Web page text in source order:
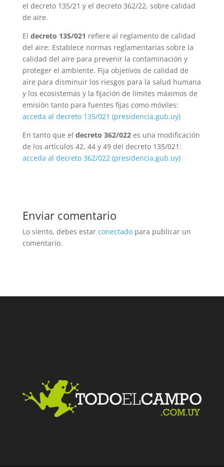
el decreto 135/21 y el decreto 362/22, sobre calidad
de aire.
El decreto 135/021 refiere al reglamento de calidad
del aire: Establece normas reglamentarias sobre la
calidad del aire para prevenir la contaminación y
proteger el ambiente. Fija objetivos de calidad de
aire para disminuir los riesgos para la salud humana
y los ecosistemas y la fijación de límites máximos de
emisión tanto para fuentes fijas como móviles:
acceda al decreto 135/021 (presidencia.gub.uy)
En tanto que el decreto 362/022es una modificación
de los artículos 42, 44 y 49 del decreto 135/021:
acceda al decreto 362/022 (presidencia.gub.uy)
Enviar comentario
Lo siento, debes estar conectadopara publicar un
comentario.
Facebook